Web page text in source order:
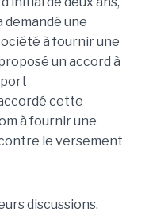
demandé une
à fournir une
un accord à
cette
à fournir une
le versement
discussions.